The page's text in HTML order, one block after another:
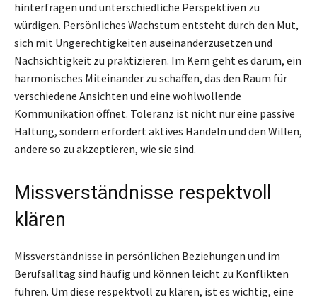
hinterfragen und unterschiedliche Perspektiven zu
würdigen. Persönliches Wachstum entsteht durch den Mut,
sich mit Ungerechtigkeiten auseinanderzusetzen und
Nachsichtigkeit zu praktizieren. Im Kern geht es darum, ein
harmonisches Miteinander zu schaffen, das den Raum für
verschiedene Ansichten und eine wohlwollende
Kommunikation öffnet. Toleranz ist nicht nur eine passive
Haltung, sondern erfordert aktives Handeln und den Willen,
andere so zu akzeptieren, wie sie sind.
Missverständnisse respektvoll
klären
Missverständnisse in persönlichen Beziehungen und im
Berufsalltag sind häufig und können leicht zu Konflikten
führen. Um diese respektvoll zu klären, ist es wichtig, eine